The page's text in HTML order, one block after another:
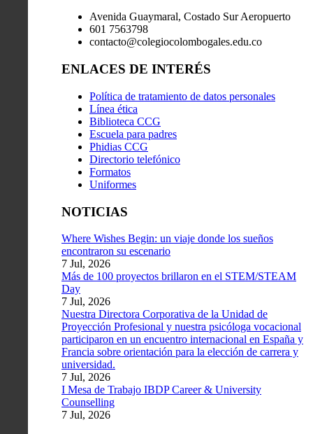
Avenida Guaymaral, Costado Sur Aeropuerto
601 7563798
contacto@colegiocolombogales.edu.co
ENLACES DE INTERÉS
Política de tratamiento de datos personales
Línea ética
Biblioteca CCG
Escuela para padres
Phidias CCG
Directorio telefónico
Formatos
Uniformes
NOTICIAS
Where Wishes Begin: un viaje donde los sueños
encontraron su escenario
7 Jul, 2026
Más de 100 proyectos brillaron en el STEM/STEAM
Day
7 Jul, 2026
Nuestra Directora Corporativa de la Unidad de
Proyección Profesional y nuestra psicóloga vocacional
participaron en un encuentro internacional en España y
Francia sobre orientación para la elección de carrera y
universidad.
7 Jul, 2026
I Mesa de Trabajo IBDP Career & University
Counselling
7 Jul, 2026